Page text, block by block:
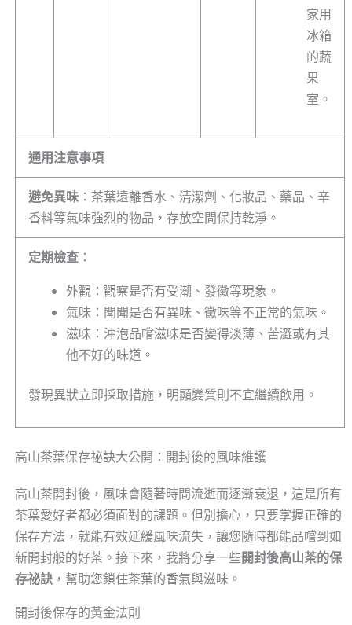
家用
冰箱
的蔬
果
室。
通用注意事項
避免異味：茶葉遠離香水、清潔劑、化妝品、藥品、辛
香料等氣味強烈的物品，存放空間保持乾淨。
定期檢查：
外觀：觀察是否有受潮、發黴等現象。
氣味：聞聞是否有異味、黴味等不正常的氣味。
滋味：沖泡品嚐滋味是否變得淡薄、苦澀或有其
他不好的味道。
發現異狀立即採取措施，明顯變質則不宜繼續飲用。
高山茶葉保存祕訣大公開：開封後的風味維護
高山茶開封後，風味會隨著時間流逝而逐漸衰退，這是所有
茶葉愛好者都必須面對的課題。但別擔心，只要掌握正確的
保存方法，就能有效延緩風味流失，讓您隨時都能品嚐到如
新開封般的好茶。接下來，我將分享一些開封後高山茶的保
存祕訣，幫助您鎖住茶葉的香氣與滋味。
開封後保存的黃金法則